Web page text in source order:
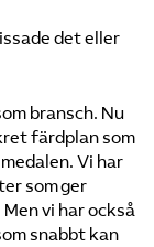
det eller
bransch. Nu
färdplan som
Vi har
som ger
vi har också
snabbt kan